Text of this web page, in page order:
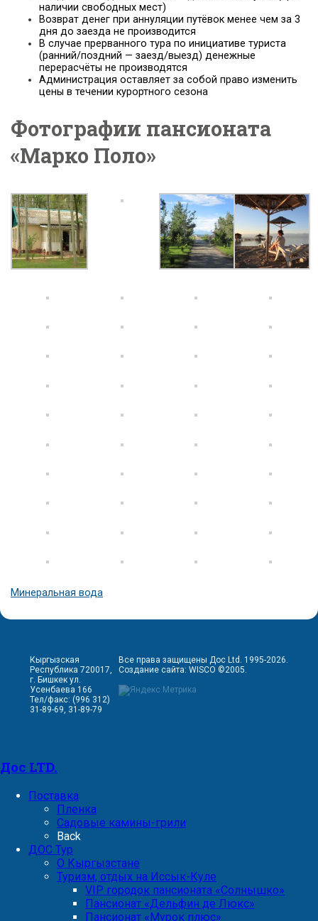
наличии свободных мест)
Возврат денег при аннуляции путёвок менее чем за 3
дня до заезда не производится
В случае прерванного тура по инициативе туриста
(ранний/поздний — заезд/выезд) денежные
перерасчёты не производятся
Администрация оставляет за собой право изменить
цены в течении курортного сезона
Фотографии пансионата
«Марко Поло»
Минеральная вода
Все права защищены Дос Ltd. 1995-2026.
Создание сайта: WISCO ©2005.
Кыргызская
Республика 720017,
г. Бишкек ул.
Усенбаева 166
Тел/факс: (996 312)
31-89-69, 31-89-79
Дос LTD.
Поставка
Пленка
Садовые камины-грили
Back
ДОС Тур
О Кыргызстане
Туризм, отдых на Иссык-Куле
VIP городок пансионата «Солнышко»
Пансионат «Дельфин де Люкс»
Пансионат «Мурок плюс»